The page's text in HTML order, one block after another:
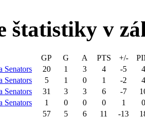
štatistiky v
GP G A PTS +/-
Senators 20 1 3 4 -5
4
Senators 5 1 0 1 -2
4
Senators 31 3 3 6 -7
Senators 1 0 0 0 1
0
57 5 6 11 -13